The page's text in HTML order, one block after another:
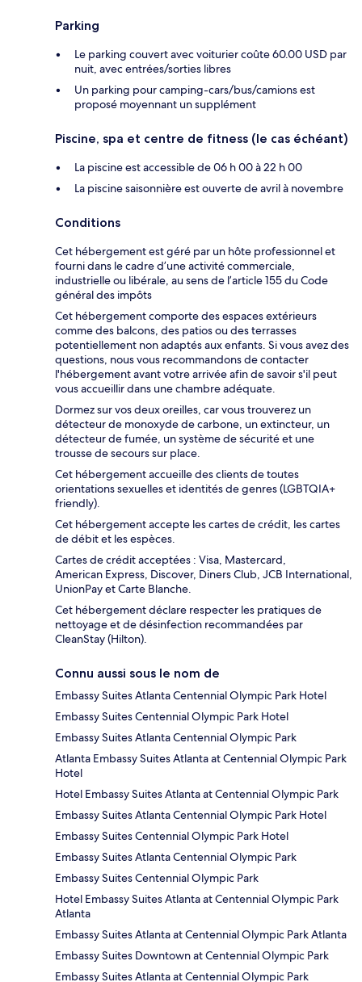
Parking
Le parking couvert avec voiturier coûte 60.00 USD par
nuit, avec entrées/sorties libres
Un parking pour camping-cars/bus/camions est
proposé moyennant un supplément
Piscine, spa et centre de fitness (le cas échéant)
La piscine est accessible de 06 h 00 à 22 h 00
La piscine saisonnière est ouverte de avril à novembre
Conditions
Cet hébergement est géré par un hôte professionnel et
fourni dans le cadre d’une activité commerciale,
industrielle ou libérale, au sens de l’article 155 du Code
général des impôts
Cet hébergement comporte des espaces extérieurs
comme des balcons, des patios ou des terrasses
potentiellement non adaptés aux enfants. Si vous avez des
questions, nous vous recommandons de contacter
l'hébergement avant votre arrivée afin de savoir s'il peut
vous accueillir dans une chambre adéquate.
Dormez sur vos deux oreilles, car vous trouverez un
détecteur de monoxyde de carbone, un extincteur, un
détecteur de fumée, un système de sécurité et une
trousse de secours sur place.
Cet hébergement accueille des clients de toutes
orientations sexuelles et identités de genres (LGBTQIA+
friendly).
Cet hébergement accepte les cartes de crédit, les cartes
de débit et les espèces.
Cartes de crédit acceptées : Visa, Mastercard,
American Express, Discover, Diners Club, JCB International,
UnionPay et Carte Blanche.
Cet hébergement déclare respecter les pratiques de
nettoyage et de désinfection recommandées par
CleanStay (Hilton).
Connu aussi sous le nom de
Embassy Suites Atlanta Centennial Olympic Park Hotel
Embassy Suites Centennial Olympic Park Hotel
Embassy Suites Atlanta Centennial Olympic Park
Atlanta Embassy Suites Atlanta at Centennial Olympic Park
Hotel
Hotel Embassy Suites Atlanta at Centennial Olympic Park
Embassy Suites Atlanta Centennial Olympic Park Hotel
Embassy Suites Centennial Olympic Park Hotel
Embassy Suites Atlanta Centennial Olympic Park
Embassy Suites Centennial Olympic Park
Hotel Embassy Suites Atlanta at Centennial Olympic Park
Atlanta
Embassy Suites Atlanta at Centennial Olympic Park Atlanta
Embassy Suites Downtown at Centennial Olympic Park
Embassy Suites Atlanta at Centennial Olympic Park